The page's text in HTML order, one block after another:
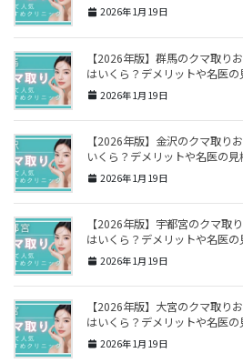
2026年1月19日
【2026年版】群馬のクマ取り
はいくら？デメリットや名医
2026年1月19日
【2026年版】金沢のクマ取り
いくら？デメリットや名医の
2026年1月19日
【2026年版】宇都宮のクマ取
はいくら？デメリットや名医
2026年1月19日
【2026年版】大宮のクマ取り
はいくら？デメリットや名医
2026年1月19日